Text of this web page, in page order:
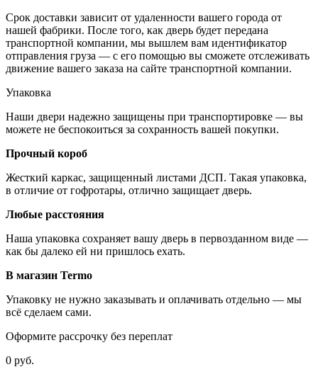
Срок доставки зависит от удаленности вашего города от
нашей фабрики. После того, как дверь будет передана
транспортной компании, мы вышлем вам идентификатор
отправления груза — с его помощью вы сможете отслеживать
движение вашего заказа на сайте транспортной компании.
Упаковка
Наши двери надежно защищены при транспортировке — вы
можете не беспокоиться за сохранность вашей покупки.
Прочный короб
Жесткий каркас, защищенный листами ДСП. Такая упаковка,
в отличие от гофротары, отлично защищает дверь.
Любые расстояния
Наша упаковка сохраняет вашу дверь в первозданном виде —
как бы далеко ей ни пришлось ехать.
В магазин Termo
Упаковку не нужно заказывать и оплачивать отдельно — мы
всё сделаем сами.
Оформите рассрочку без переплат
0 руб.